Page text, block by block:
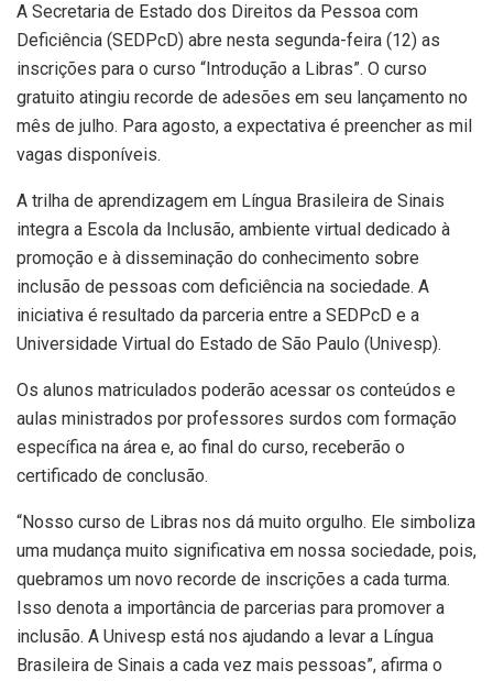
A Secretaria de Estado dos Direitos da Pessoa com
Deficiência (SEDPcD) abre nesta segunda-feira (12) as
inscrições para o curso “Introdução a Libras”. O curso
gratuito atingiu recorde de adesões em seu lançamento no
mês de julho. Para agosto, a expectativa é preencher as mil
vagas disponíveis.
A trilha de aprendizagem em Língua Brasileira de Sinais
integra a Escola da Inclusão, ambiente virtual dedicado à
promoção e à disseminação do conhecimento sobre
inclusão de pessoas com deficiência na sociedade. A
iniciativa é resultado da parceria entre a SEDPcD e a
Universidade Virtual do Estado de São Paulo (Univesp).
Os alunos matriculados poderão acessar os conteúdos e
aulas ministrados por professores surdos com formação
específica na área e, ao final do curso, receberão o
certificado de conclusão.
“Nosso curso de Libras nos dá muito orgulho. Ele simboliza
uma mudança muito significativa em nossa sociedade, pois,
quebramos um novo recorde de inscrições a cada turma.
Isso denota a importância de parcerias para promover a
inclusão. A Univesp está nos ajudando a levar a Língua
Brasileira de Sinais a cada vez mais pessoas”, afirma o